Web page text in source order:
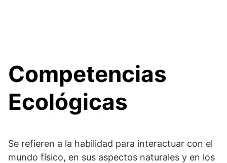
Competencias
Ecológicas
Se refieren a la habilidad para interactuar con el
mundo físico, en sus aspectos naturales y en los